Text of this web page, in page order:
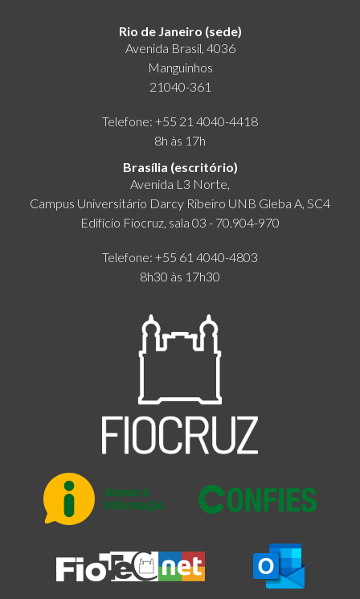
Rio de Janeiro (sede)
Avenida Brasil, 4036
Manguinhos
21040-361
Telefone: +55 21 4040-4418
8h às 17h
Brasília (escritório)
Avenida L3 Norte,
Campus Universitário Darcy Ribeiro UNB Gleba A, SC4
Edifício Fiocruz, sala 03 - 70.904-970
Telefone: +55 61 4040-4803
8h30 às 17h30